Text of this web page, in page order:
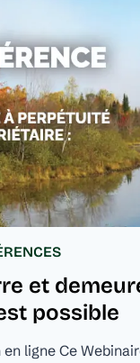
et
possible
ligne Ce